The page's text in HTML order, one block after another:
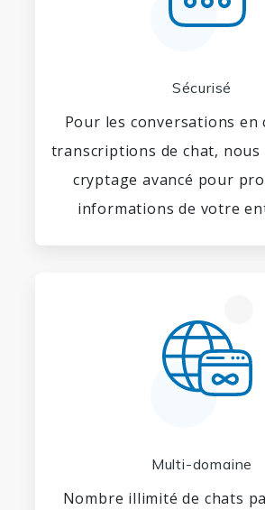
Sécurisé
Pour les conversations en
transcriptions de chat,
cryptage avancé pour
informations de votre
Multi-domaine
Nombre illimité de chats